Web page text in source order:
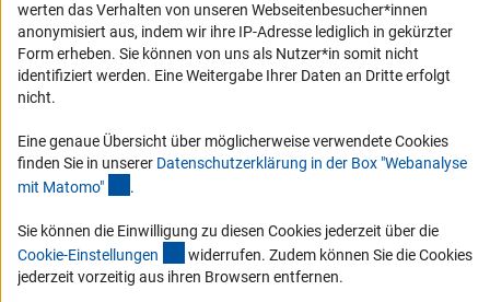
DFG-aktuell
Erhalten Sie Neuigkeiten aus der DFG direkt in Ihr Mailpostfach oder
schauen Sie sich die Ausgaben online an.
Zum Newsletter
Impressum Datenschutz Cookie-Einstellungen
werten das Verhalten von unseren Webseitenbesucher*innen
anonymisiert aus, indem wir ihre IP-Adresse lediglich in gekürzter
Form erheben. Sie können von uns als Nutzer*in somit nicht
identifiziert werden. Eine Weitergabe Ihrer Daten an Dritte erfolgt
nicht.
Eine genaue Übersicht über möglicherweise verwendete Cookies
finden Sie in unserer Datenschutzerklärung in der Box "Webanalyse
mit Matomo" .
Sie können die Einwilligung zu diesen Cookies jederzeit über die
Cookie-Einstellungen (interner Link)
widerrufen. Zudem können Sie die Cookies
jederzeit vorzeitig aus ihren Browsern entfernen.